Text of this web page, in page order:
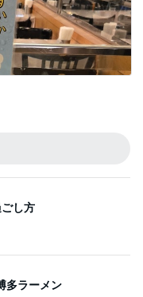
し方
多ラーメン